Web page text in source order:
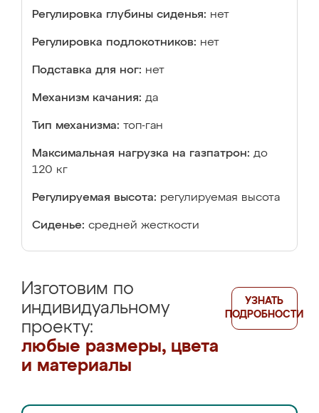
Регулировка глубины сиденья: нет
Регулировка подлокотников: нет
Подставка для ног: нет
Механизм качания: да
Тип механизма: топ-ган
Максимальная нагрузка на газпатрон: до
120 кг
Регулируемая высота: регулируемая высота
Сиденье: средней жесткости
Изготовим по
индивидуальному
проекту:
любые размеры, цвета
и материалы
УЗНАТЬ
ПОДРОБНОСТИ